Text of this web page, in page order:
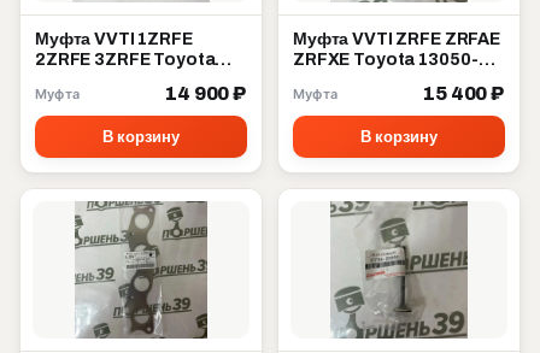
Муфта VVTI 1ZRFE
2ZRFE 3ZRFE Toyota
Муфта 14 900 ₽
В корзину
Муфта VVTI ZRFE ZRFAE
ZRFXE Toyota 13050-
Муфта 15 400 ₽
В корзину